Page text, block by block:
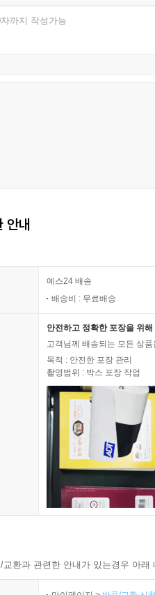
고 있는지 짐작해볼 수 있다.
사가임과 동시에 인간적 고통
르고, 그림자 마주하니 셋이 되
백의 유명한 명시 「달 아래
런 면에서 거침없고 솔직한 글
리링이 이 시를 가져다쓰는 방
다. 과거의 영광(태양)이 지고
곧 리링의 현재 중국에 대한
의 현재가 서양, 그중에서도 미
려 하는 중국에 비판의 목소
말인가?” 고전을 연구하는
들어왔다.
대화를 ‘달’로 보았다고 해서
니다. 그는 말한다. “달이 없
한 리링의 시선, 중국의 시대는
의 우월함에 대해서도 역시 이
까지 작성가능
안내
예스24 배송
배송비 : 무료배송
안전하고 정확한 포장을 위
고객님께 배송되는 모든 상
목적 : 안전한 포장 관리
촬영범위 : 박스 포장 작업
환과 관련한 안내가 있는경우 아